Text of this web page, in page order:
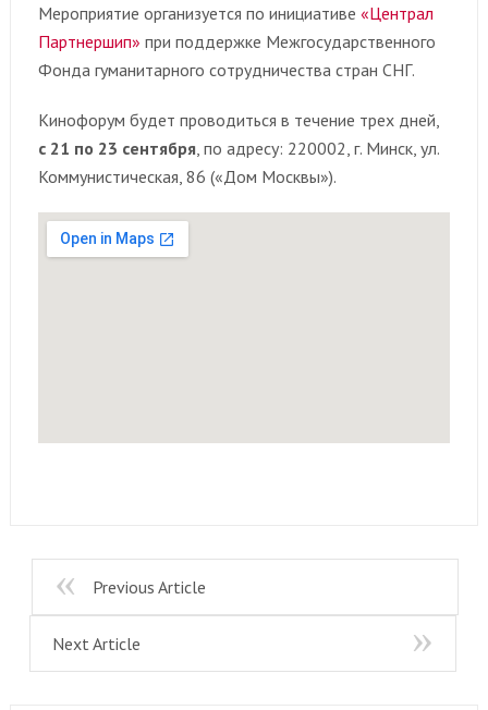
Мероприятие организуется по инициативе «Централ
Партнершип» при поддержке Межгосударственного
Фонда гуманитарного сотрудничества стран СНГ.
Кинофорум будет проводиться в течение трех дней,
с 21 по 23 сентября, по адресу: 220002, г. Минск, ул.
Коммунистическая, 86 («Дом Москвы»).
Previous Article
Next Article